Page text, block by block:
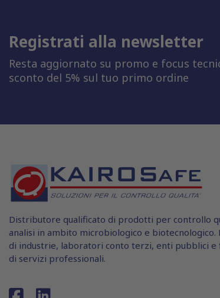
Registrati alla newsletter
Resta aggiornato su promo e focus
sconto del 5% sul tuo primo ordine
Distributore qualificato di prodotti per controllo
analisi in ambito microbiologico e biotecnologico.
di industrie, laboratori conto terzi, enti pubblici
di servizi professionali.